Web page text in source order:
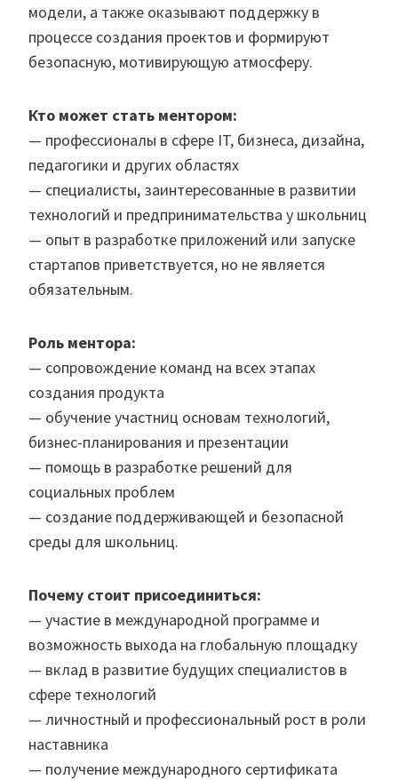
модели, а также оказывают поддержку в
процессе создания проектов и формируют
безопасную, мотивирующую атмосферу.
Кто может стать ментором:
— профессионалы в сфере IT, бизнеса, дизайна,
педагогики и других областях
— специалисты, заинтересованные в развитии
технологий и предпринимательства у школьниц
— опыт в разработке приложений или запуске
стартапов приветствуется, но не является
обязательным.
Роль ментора:
— сопровождение команд на всех этапах
создания продукта
— обучение участниц основам технологий,
бизнес-планирования и презентации
— помощь в разработке решений для
социальных проблем
— создание поддерживающей и безопасной
среды для школьниц.
Почему стоит присоединиться:
— участие в международной программе и
возможность выхода на глобальную площадку
— вклад в развитие будущих специалистов в
сфере технологий
— личностный и профессиональный рост в роли
наставника
— получение международного сертификата